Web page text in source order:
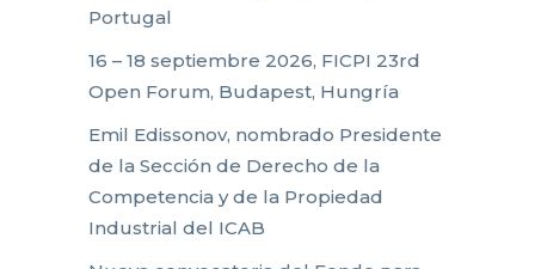
Portugal
16 – 18 septiembre 2026, FICPI 23rd
Open Forum, Budapest, Hungría
Emil Edissonov, nombrado Presidente
de la Sección de Derecho de la
Competencia y de la Propiedad
Industrial del ICAB